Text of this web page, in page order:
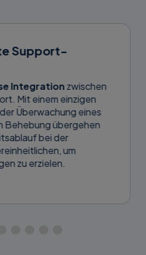
Support-
Integrationzwischen
Mit einem einzigen
Überwachung eines
Behebung übergehen
bei der
um
zu erzielen.